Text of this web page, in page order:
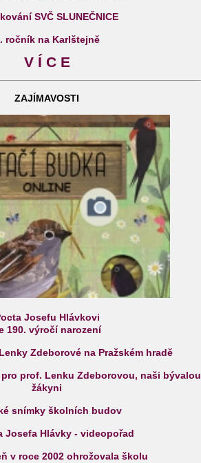
SVČ SLUNEČNICE
ročník na Karlštejně
V Í C E
ZAJÍMAVOSTI
Josefu Hlávkovi
190. výročí narození
Zdeborové na Pražském hradě
prof. Lenku Zdeborovou, naši bývalou
žákyni
snímky školních budov
Josefa Hlávky - videopořad
v roce 2002 ohrožovala školu